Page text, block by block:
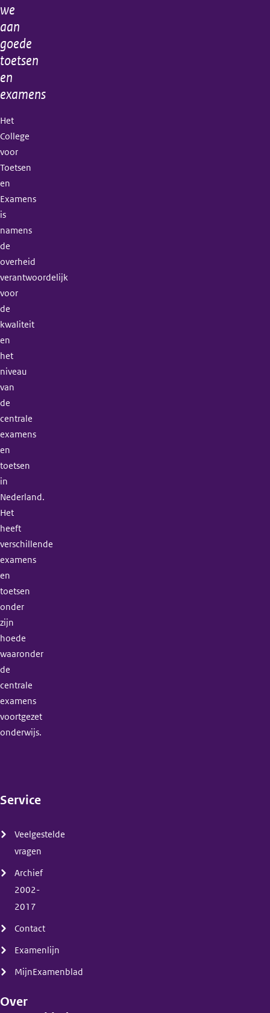
we
aan
goede
toetsen
en
examens
Het
College
voor
Toetsen
en
Examens
is
namens
de
overheid
verantwoordelijk
voor
de
kwaliteit
en
het
niveau
van
de
centrale
examens
en
toetsen
in
Nederland.
Het
heeft
verschillende
examens
en
toetsen
onder
zijn
hoede
waaronder
de
centrale
examens
voortgezet
onderwijs.
Service
Veelgestelde
vragen
Archief
2002-
2017
Contact
Examenlijn
MijnExamenblad
Over